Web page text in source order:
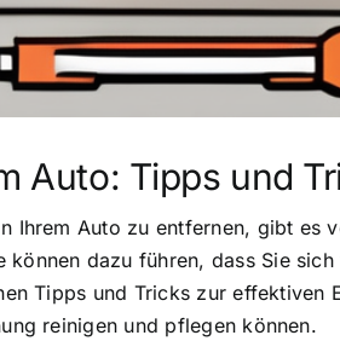
Auto: Tipps und
Ihrem Auto zu entfernen, gibt es
dazu führen, dass Sie
Tipps und Tricks zur
reinigen und pflegen können.